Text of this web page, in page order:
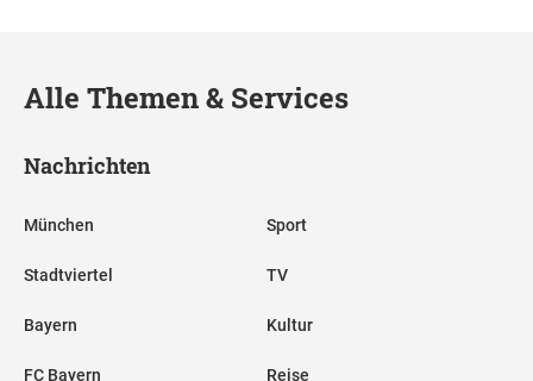
Alle Themen & Services
Nachrichten
München
Stadtviertel
Bayern
FC Bayern
Sport
TV
Kultur
Reise